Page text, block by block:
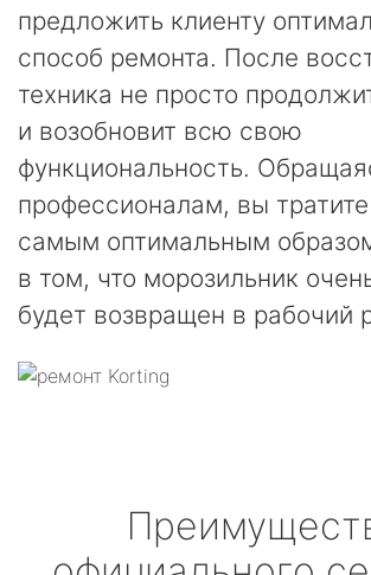
предложить клиенту
способ ремонта. После
техника не просто
и возобновит всю свою
функциональность.
профессионалам, вы
самым оптимальным
в том, что морозильник
будет возвращен в рабочий